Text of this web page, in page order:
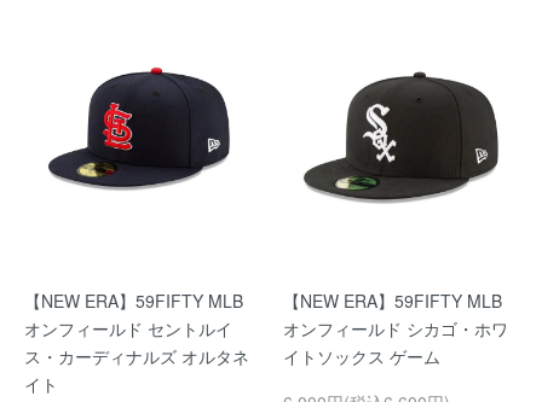
【NEW ERA】59FIFTY MLB
オンフィールド セントルイ
ス・カーディナルズ オルタネ
イト
【NEW ERA】59FIFTY MLB
オンフィールド シカゴ・ホワ
イトソックス ゲーム